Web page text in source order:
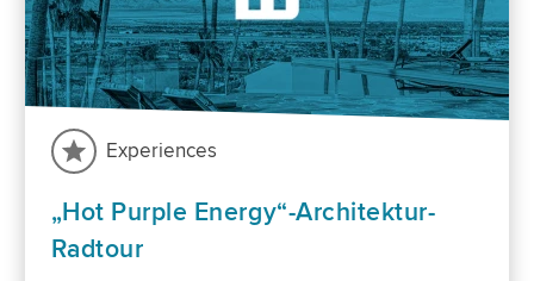
Experiences
„Hot Purple Energy“-Architektur-
Radtour